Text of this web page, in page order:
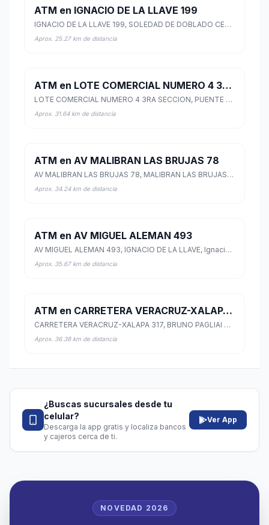
ATM en IGNACIO DE LA LLAVE 199
IGNACIO DE LA LLAVE 199, SOLEDAD DE DOBLADO CENTRO, Soledad de Doblado, Veracruz de Ignacio de la Llave
Aprox. 25.27 km de distancia
ATM en LOTE COMERCIAL NUMERO 4 3RA SECCION
LOTE COMERCIAL NUMERO 4 3RA SECCION, PUENTE MORENO, Medellín de Bravo, Veracruz de Ignacio de la Llave
Aprox. 31.64 km de distancia
ATM en AV MALIBRAN LAS BRUJAS 78
AV MALIBRAN LAS BRUJAS 78, MALIBRAN LAS BRUJAS, Veracruz, Veracruz de Ignacio de la Llave
Aprox. 34.24 km de distancia
ATM en AV MIGUEL ALEMAN 493
AV MIGUEL ALEMAN 493, IGNACIO DE LA LLAVE, Ignacio de la Llave, Veracruz de Ignacio de la Llave
Aprox. 35.67 km de distancia
ATM en CARRETERA VERACRUZ-XALAPA 317
CARRETERA VERACRUZ-XALAPA 317, BRUNO PAGLIAI VERACRUZ, Veracruz, Veracruz de Ignacio de la Llave
Aprox. 36.38 km de distancia
¿Buscas sucursales desde tu
celular?
Descarga la app gratis y localiza bancos
y cajeros cerca de ti.
Ver App
NOVEDAD 2026